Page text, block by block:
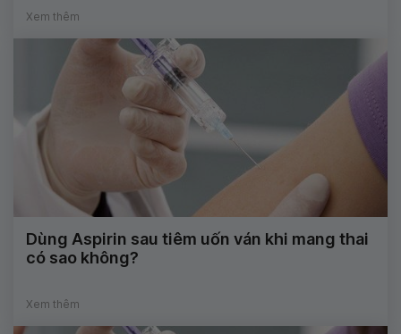
Xem thêm
Dùng Aspirin sau tiêm uốn ván khi mang thai
có sao không?
Xem thêm